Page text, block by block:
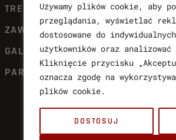
Używamy plików cookie, aby
przeglądania, wyświetlać
dostosowane do
użytkowników oraz
Kliknięcie przycisku
oznacza zgodę na
plików cookie.
DOSTOSUJ
TRENERZY
ZAWODNICY
GALERIA SŁAW
PARTNERZY